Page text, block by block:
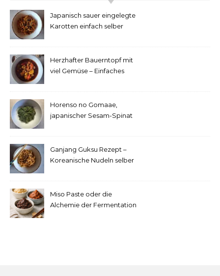
Japanisch sauer eingelegte
Karotten einfach selber
Herzhafter Bauerntopf mit
viel Gemüse – Einfaches
Horenso no Gomaae,
japanischer Sesam-Spinat
Ganjang Guksu Rezept –
Koreanische Nudeln selber
Miso Paste oder die
Alchemie der Fermentation